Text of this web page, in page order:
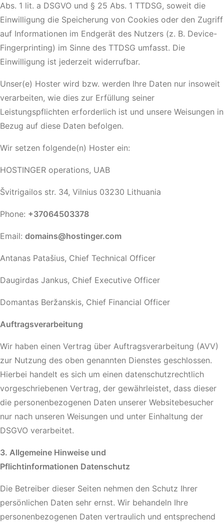
Abs. 1 lit. a DSGVO und § 25 Abs. 1 TTDSG, soweit die
Einwilligung die Speicherung von Cookies oder den Zugriff
auf Informationen im Endgerät des Nutzers (z. B. Device-
Fingerprinting) im Sinne des TTDSG umfasst. Die
Einwilligung ist jederzeit widerrufbar.
Unser(e) Hoster wird bzw. werden Ihre Daten nur insoweit
verarbeiten, wie dies zur Erfüllung seiner
Leistungspflichten erforderlich ist und unsere Weisungen in
Bezug auf diese Daten befolgen.
Wir setzen folgende(n) Hoster ein:
HOSTINGER operations, UAB
Švitrigailos str. 34, Vilnius 03230 Lithuania
Phone: +37064503378
Email: domains@hostinger.com
Antanas Patašius, Chief Technical Officer
Daugirdas Jankus, Chief Executive Officer
Domantas Beržanskis, Chief Financial Officer
Auftragsverarbeitung
Wir haben einen Vertrag über Auftragsverarbeitung (AVV)
zur Nutzung des oben genannten Dienstes geschlossen.
Hierbei handelt es sich um einen datenschutzrechtlich
vorgeschriebenen Vertrag, der gewährleistet, dass dieser
die personenbezogenen Daten unserer Websitebesucher
nur nach unseren Weisungen und unter Einhaltung der
DSGVO verarbeitet.
3. Allgemeine Hinweise und
Pflichtinformationen Datenschutz
Die Betreiber dieser Seiten nehmen den Schutz Ihrer
persönlichen Daten sehr ernst. Wir behandeln Ihre
personenbezogenen Daten vertraulich und entsprechend